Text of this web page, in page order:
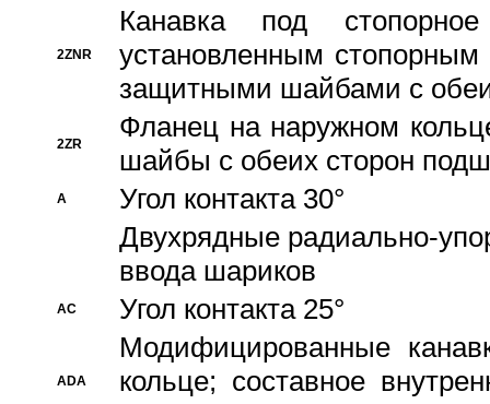
2ZNR
Канавка под
установленным
защитными шайбами с
2ZR
Фланец на наружном
шайбы с обеих сторон
A
Угол контакта 30°
Двухрядные радиально-
ввода шариков
AC Угол контакта 25°
ADA
Модифицированные
кольце; составное